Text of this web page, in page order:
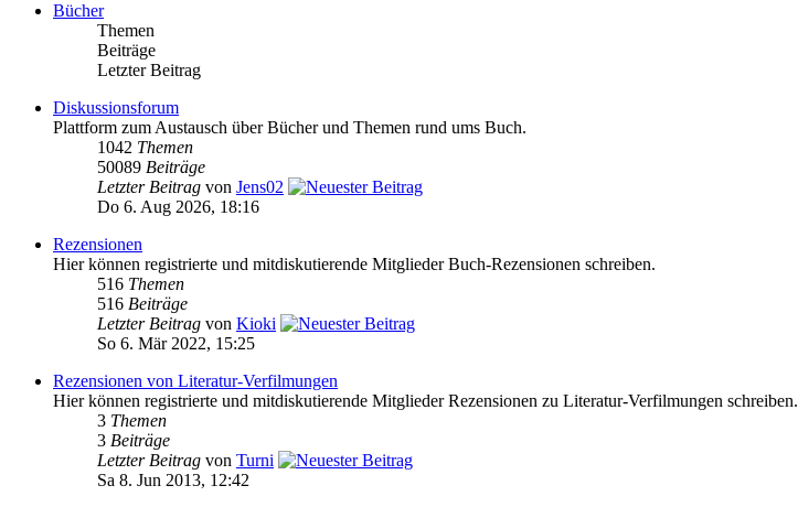
Bücher
Themen
Beiträge
Letzter Beitrag
Diskussionsforum
Plattform zum Austausch über Bücher und Themen rund ums Buch.
1042 Themen
50089 Beiträge
Letzter Beitrag von Jens02
Do 6. Aug 2026, 18:16
Rezensionen
Hier können registrierte und mitdiskutierende Mitglieder Buch-Rezensionen schreiben.
516 Themen
516 Beiträge
Letzter Beitrag von Kioki
So 6. Mär 2022, 15:25
Rezensionen von Literatur-Verfilmungen
Hier können registrierte und mitdiskutierende Mitglieder Rezensionen zu Literatur-Verfilmungen schreiben.
3 Themen
3 Beiträge
Letzter Beitrag von Turni
Sa 8. Jun 2013, 12:42